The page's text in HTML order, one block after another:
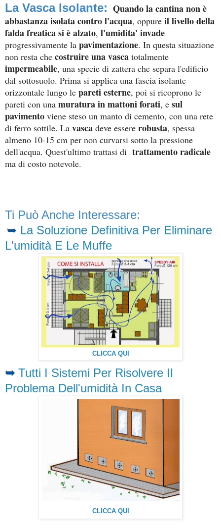
La Vasca Isolante: Quando la cantina non è
abbastanza isolatacontro l'acqua, oppure il livello della
falda freatica si è alzato, l'umidita' invade
progressivamente la pavimentazione. In questa situazione
non resta che costruire una vasca totalmente
impermeabile, una specie di zattera che separa l'edificio
dal sottosuolo. Prima si applica una fascia isolante
orizzontale lungo le pareti esterne, poi si ricoprono le
pareti con una muratura in mattoni forati, e sul
pavimento viene steso un manto di cemento, con una rete
di ferro sottile. La vasca deve essere robusta, spessa
almeno 10-15 cm per non curvarsi sotto la pressione
dell'acqua. Quest'ultimo trattasi di trattamento radicale
ma di costo notevole.
Ti Può Anche Interessare:
➥ La Soluzione Definitiva Per Eliminare
L'umidità E Le Muffe
CLICCA QUI
➥ Tutti I Sistemi Per Risolvere Il
Problema Dell'umidità In Casa
CLICCA QUI